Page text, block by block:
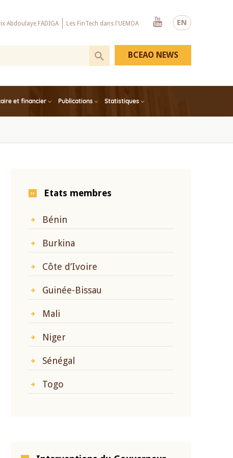
EN
Abdoulaye FADIGA Les FinTech dans l'UEMOA
Youtube
et financier Publications Statistiques
BCEAO NEWS
Etats membres
Bénin
Burkina
Côte d’Ivoire
Guinée-Bissau
Mali
Niger
Sénégal
Togo